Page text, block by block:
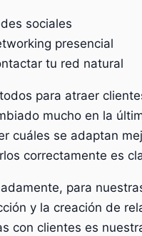
sociales
presencial
tu red natural
para atraer
mucho en la
cuáles se adaptan
correctamente es
para
y la creación de
con clientes es